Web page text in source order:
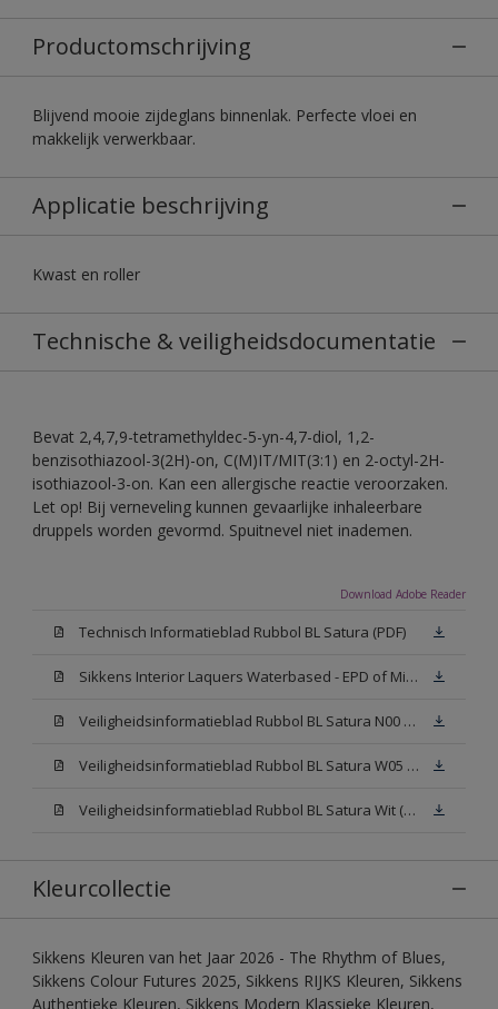
Productomschrijving
Blijvend mooie zijdeglans binnenlak. Perfecte vloei en
makkelijk verwerkbaar.
Applicatie beschrijving
Kwast en roller
Technische & veiligheidsdocumentatie
Bevat 2,4,7,9-tetramethyldec-5-yn-4,7-diol, 1,2-
benzisothiazool-3(2H)-on, C(M)IT/MIT(3:1) en 2-octyl-2H-
isothiazool-3-on. Kan een allergische reactie veroorzaken.
Let op! Bij verneveling kunnen gevaarlijke inhaleerbare
druppels worden gevormd. Spuitnevel niet inademen.
Download Adobe Reader
Technisch Informatieblad Rubbol BL Satura (PDF)
Sikkens Interior Laquers Waterbased - EPD of Milieuproductverklaring
Veiligheidsinformatieblad Rubbol BL Satura N00 (MSDS)
Veiligheidsinformatieblad Rubbol BL Satura W05 (MSDS)
Veiligheidsinformatieblad Rubbol BL Satura Wit (MSDS)
Kleurcollectie
Sikkens Kleuren van het Jaar 2026 - The Rhythm of Blues,
Sikkens Colour Futures 2025, Sikkens RIJKS Kleuren, Sikkens
Authentieke Kleuren, Sikkens Modern Klassieke Kleuren,